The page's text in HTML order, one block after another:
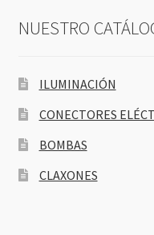
NUESTRO
ILUMINACIÓN
CONECTORES
BOMBAS
CLAXONES